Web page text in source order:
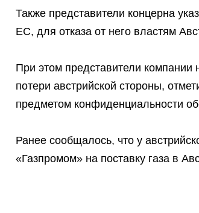
Также представители концерна
ЕС, для отказа от него властям
При этом представители
потери австрийской стороны,
предметом конфиденциальности
Ранее сообщалось, что у
«Газпромом» на поставку газа в